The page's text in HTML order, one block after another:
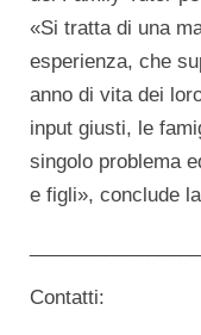
«Si tratta di una
esperienza, che
anno di vita dei
input giusti, le
singolo problema
e figli», conclude
Contatti: